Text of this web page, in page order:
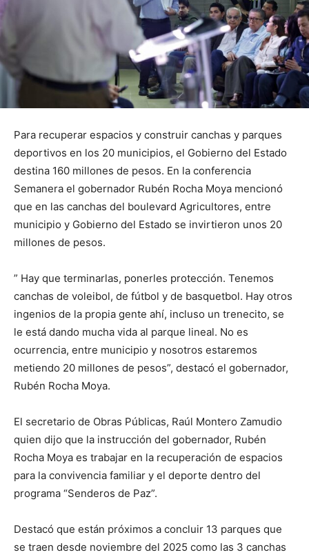
Para recuperar espacios y construir canchas y parques
deportivos en los 20 municipios, el Gobierno del Estado
destina 160 millones de pesos. En la conferencia
Semanera el gobernador Rubén Rocha Moya mencionó
que en las canchas del boulevard Agricultores, entre
municipio y Gobierno del Estado se invirtieron unos 20
millones de pesos.
” Hay que terminarlas, ponerles protección. Tenemos
canchas de voleibol, de fútbol y de basquetbol. Hay otros
ingenios de la propia gente ahí, incluso un trenecito, se
le está dando mucha vida al parque lineal. No es
ocurrencia, entre municipio y nosotros estaremos
metiendo 20 millones de pesos”, destacó el gobernador,
Rubén Rocha Moya.
El secretario de Obras Públicas, Raúl Montero Zamudio
quien dijo que la instrucción del gobernador, Rubén
Rocha Moya es trabajar en la recuperación de espacios
para la convivencia familiar y el deporte dentro del
programa “Senderos de Paz”.
Destacó que están próximos a concluir 13 parques que
se traen desde noviembre del 2025 como las 3 canchas